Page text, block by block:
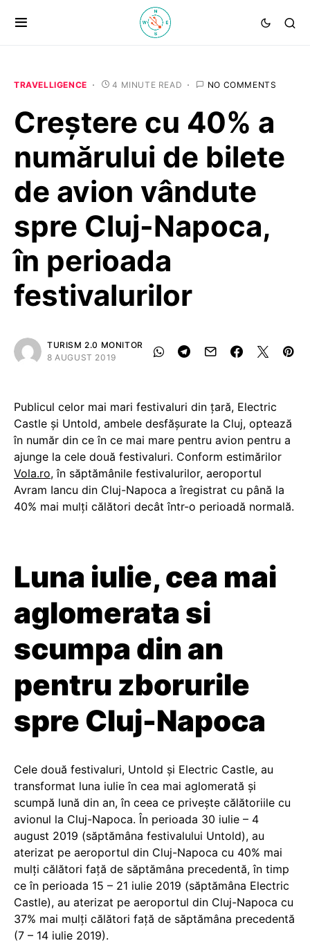
TRAVELLIGENCE 4 MINUTE READ NO COMMENTS
Creștere cu 40% a
numărului de bilete
de avion vândute
spre Cluj-Napoca,
în perioada
festivalurilor
TURISM 2.0 MONITOR
8 AUGUST 2019
Publicul celor mai mari festivaluri din țară, Electric
Castle și Untold, ambele desfășurate la Cluj, optează
în număr din ce în ce mai mare pentru avion pentru a
ajunge la cele două festivaluri. Conform estimărilor
Vola.ro, în săptămânile festivalurilor, aeroportul
Avram Iancu din Cluj-Napoca a îregistrat cu până la
40% mai mulți călători decât într-o perioadă normală.
Luna iulie, cea mai
aglomerata si
scumpa din an
pentru zborurile
spre Cluj-Napoca
Cele două festivaluri, Untold și Electric Castle, au
transformat luna iulie în cea mai aglomerată și
scumpă lună din an, în ceea ce privește călătoriile cu
avionul la Cluj-Napoca. În perioada 30 iulie – 4
august 2019 (săptămâna festivalului Untold), au
aterizat pe aeroportul din Cluj-Napoca cu 40% mai
mulți călători față de săptămâna precedentă, în timp
ce în perioada 15 – 21 iulie 2019 (săptămâna Electric
Castle), au aterizat pe aeroportul din Cluj-Napoca cu
37% mai mulți călători față de săptămâna precedentă
(7 – 14 iulie 2019).